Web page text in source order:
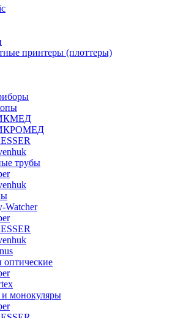
принтеры (плоттеры)
трубы
Watcher
монокуляры